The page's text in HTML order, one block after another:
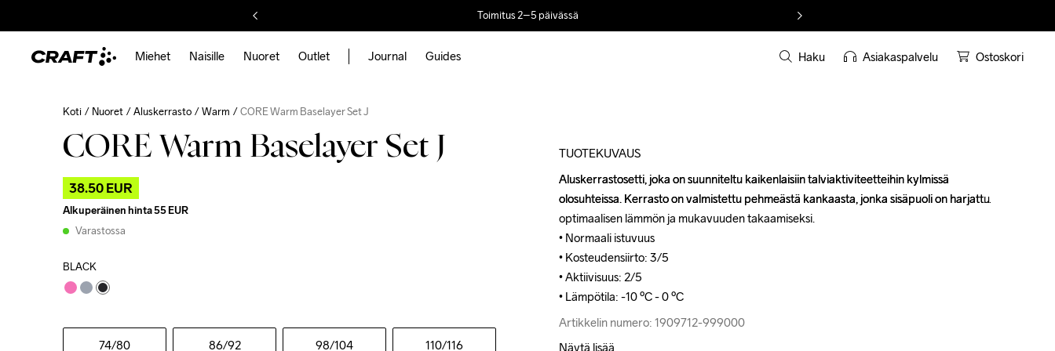
Toimitus 2–5 päivässä
Miehet Naisille Nuoret Outlet Journal Guides Haku Asiakaspalvelu Ostoskori
Koti Nuoret Aluskerrasto Warm CORE Warm Baselayer Set J
CORE Warm Baselayer Set J
38.50 EUR
Alkuperäinen hinta55 EUR
Varastossa
BLACK
74/80 86/92 98/104 110/116
TUOTEKUVAUS
Aluskerrastosetti, joka on suunniteltu kaikenlaisiin talviaktiviteetteihin kylmissä
olosuhteissa. Kerrasto on valmistettu pehmeästä kankaasta, jonka sisäpuoli on harjattu
optimaalisen lämmön ja mukavuuden takaamiseksi.
• Normaali istuvuus
• Kosteudensiirto: 3/5
• Aktiivisuus: 2/5
• Lämpötila: -10 ºC - 0 ºC
Artikkelin numero: 1909712-999000
Aluskerrastosetti, joka on suunniteltu kaikenlaisiin talviaktiviteetteihin kylmissä
olosuhteissa. Kerrasto on valmistettu pehmeästä kankaasta, jonka sisäpuoli on harjattu
optimaalisen lämmön ja mukavuuden takaamiseksi.
• Normaali istuvuus
• Kosteudensiirto: 3/5
• Aktiivisuus: 2/5
• Lämpötila: -10 ºC - 0 ºC
Artikkelin numero: 1909712-999000
Näytä lisää